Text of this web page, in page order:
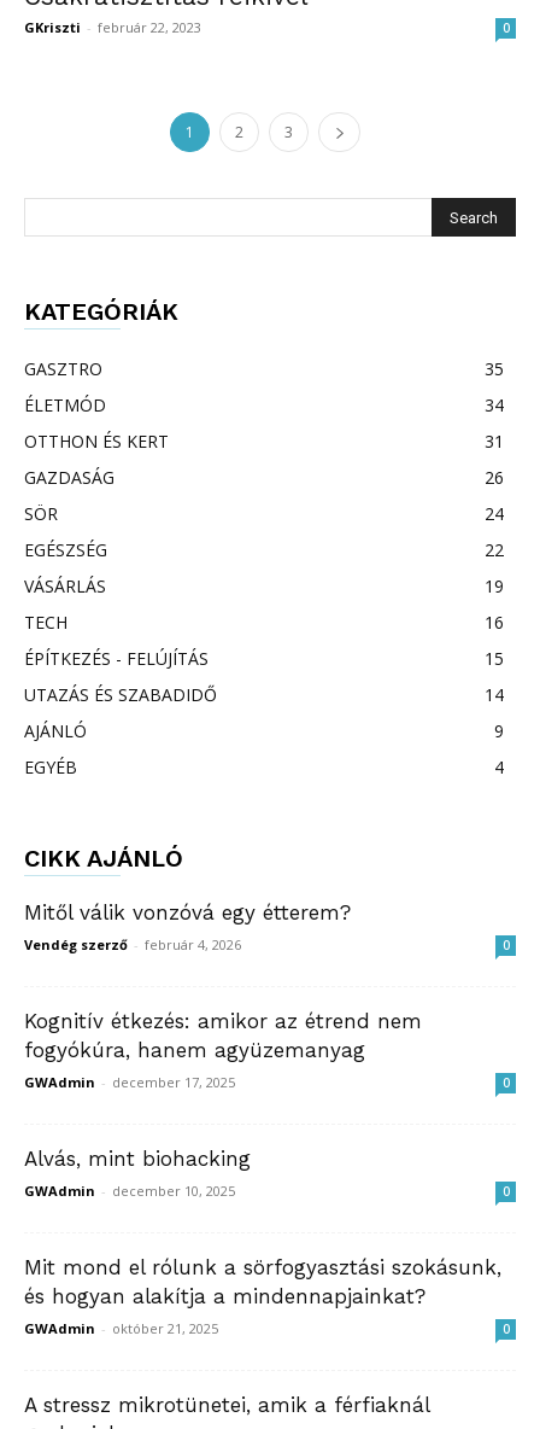
GKriszti - február 22, 2023 0
1 2 3
KATEGÓRIÁK
GASZTRO
35
ÉLETMÓD
34
OTTHON ÉS KERT
31
GAZDASÁG
26
SÖR
24
EGÉSZSÉG
22
VÁSÁRLÁS
19
TECH
16
ÉPÍTKEZÉS - FELÚJÍTÁS
15
UTAZÁS ÉS SZABADIDŐ
14
AJÁNLÓ
9
EGYÉB
4
CIKK AJÁNLÓ
Mitől válik vonzóvá egy étterem?
Vendég szerző - február 4, 2026 0
Kognitív étkezés: amikor az étrend nem
fogyókúra, hanem agyüzemanyag
GWAdmin - december 17, 2025 0
Alvás, mint biohacking
GWAdmin - december 10, 2025 0
Mit mond el rólunk a sörfogyasztási szokásunk,
és hogyan alakítja a mindennapjainkat?
GWAdmin - október 21, 2025 0
A stressz mikrotünetei, amik a férfiaknál